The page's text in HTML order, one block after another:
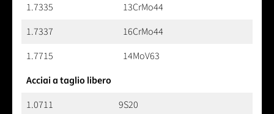
1.7335
13CrMo44
1.7337
16CrMo44
1.7715
14MoV63
Acciai a taglio libero
1.0711
9S20